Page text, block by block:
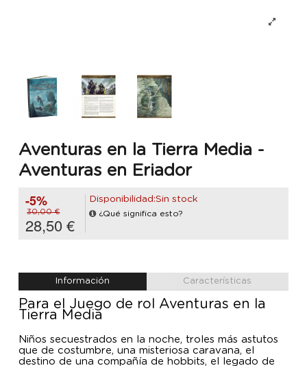
Aventuras en la Tierra Media -
Aventuras en Eriador
-5%
30,00 €
28,50 €
Disponibilidad:Sin stock
¿Qué significa esto?
Información Características
Para el Juego de rol Aventuras en la
Tierra Media
Niños secuestrados en la noche, troles más astutos
que de costumbre, una misteriosa caravana, el
destino de una compañía de hobbits, el legado de